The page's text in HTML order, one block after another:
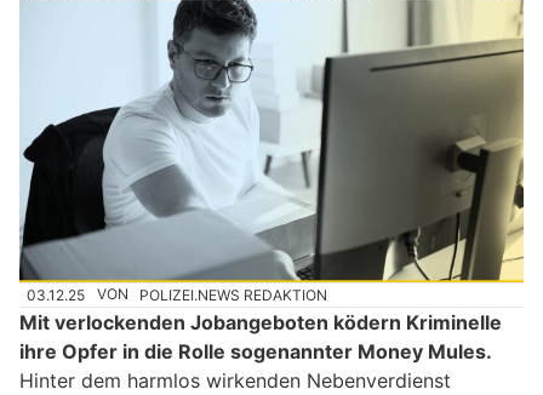
03.12.25 VON POLIZEI.NEWS REDAKTION
Mit verlockenden Jobangeboten ködern Kriminelle
ihre Opfer in die Rolle sogenannter Money Mules.
Hinter dem harmlos wirkenden Nebenverdienst